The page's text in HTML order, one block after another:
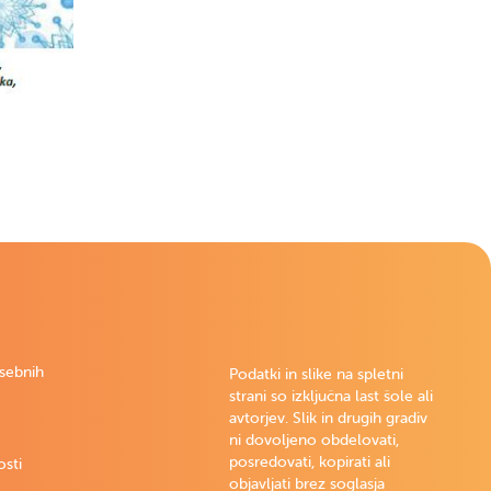
Podatki in slike na spletni
strani so izključna last šole ali
avtorjev. Slik in drugih gradiv
ni dovoljeno obdelovati,
posredovati, kopirati ali
objavljati brez soglasja